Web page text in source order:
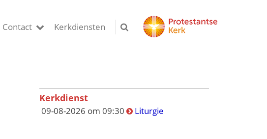
Contact Kerkdiensten
Kerkdienst
09-08-2026 om 09:30 Liturgie